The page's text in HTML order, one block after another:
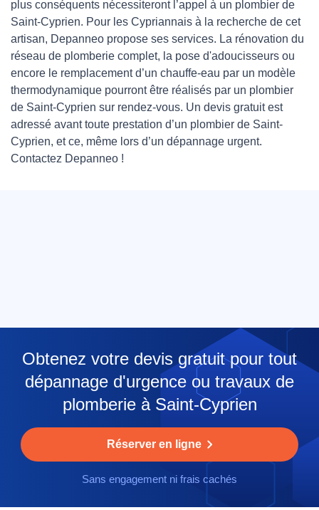
plus conséquents nécessiteront l’appel à un plombier de
Saint-Cyprien. Pour les Cypriannais à la recherche de cet
artisan, Depanneo propose ses services. La rénovation du
réseau de plomberie complet, la pose d'adoucisseurs ou
encore le remplacement d’un chauffe-eau par un modèle
thermodynamique pourront être réalisés par un plombier
de Saint-Cyprien sur rendez-vous. Un devis gratuit est
adressé avant toute prestation d’un plombier de Saint-
Cyprien, et ce, même lors d’un dépannage urgent.
Contactez Depanneo !
Obtenez votre devis gratuit pour tout
dépannage d'urgence ou travaux de
plomberie à Saint-Cyprien
Réserver en ligne
Sans engagement ni frais cachés